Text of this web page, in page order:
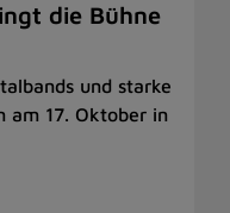
die Bühne
und starke
am 17. Oktober in